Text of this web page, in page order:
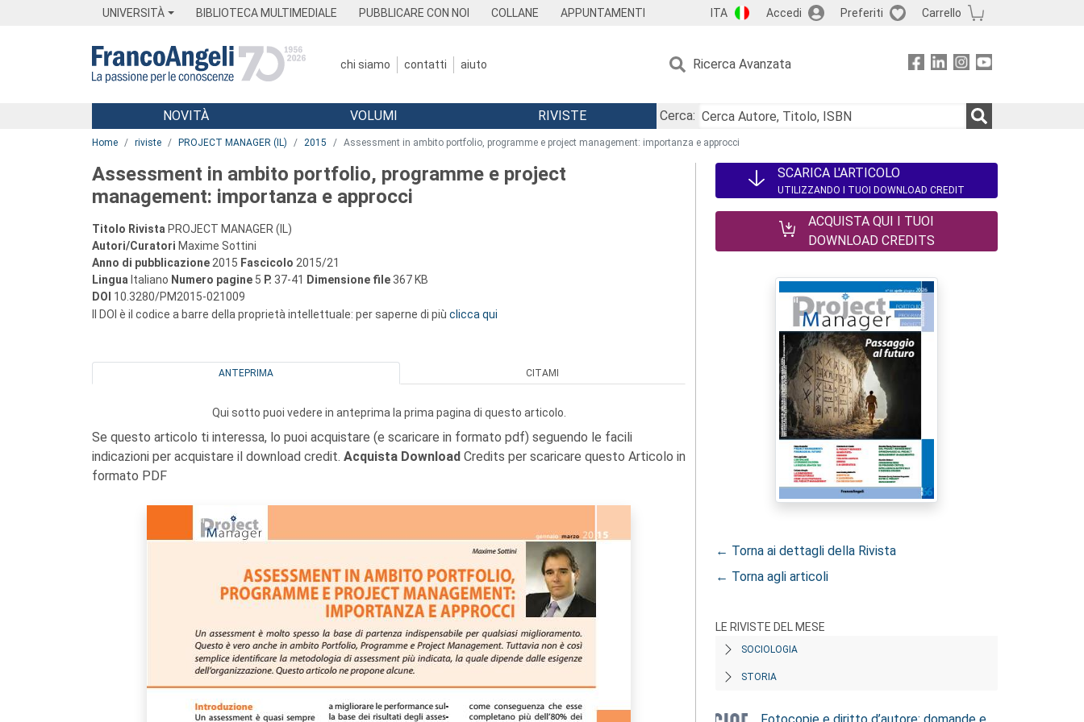
UNIVERSITÀ BIBLIOTECA MULTIMEDIALE PUBBLICARE CON NOI COLLANE APPUNTAMENTI ITA Accedi Preferiti Carrello
chi siamo contatti aiuto Ricerca Avanzata
Menu
NOVITÀ VOLUMI RIVISTE
Cerca:
Home riviste PROJECT MANAGER (IL) 2015 Assessment in ambito portfolio, programme e project management: importanza e approcci
Assessment in ambito portfolio, programme e project
management: importanza e approcci
Titolo Rivista PROJECT MANAGER (IL)
Autori/Curatori Maxime Sottini
Anno di pubblicazione 2015 Fascicolo 2015/21
Lingua Italiano Numero pagine 5 P. 37-41 Dimensione file 367 KB
DOI 10.3280/PM2015-021009
Il DOI è il codice a barre della proprietà intellettuale: per saperne di più clicca qui
ANTEPRIMA CITAMI
Qui sotto puoi vedere in anteprima la prima pagina di questo articolo.
Se questo articolo ti interessa, lo puoi acquistare (e scaricare in formato pdf) seguendo le facili
indicazioni per acquistare il download credit. Acquista Download Credits per scaricare questo Articolo in
formato PDF
SCARICA L'ARTICOLO
UTILIZZANDO I TUOI DOWNLOAD CREDIT
ACQUISTA QUI I TUOI
DOWNLOAD CREDITS
← Torna ai dettagli della Rivista
← Torna agli articoli
LE RIVISTE DEL MESE
SOCIOLOGIA
STORIA